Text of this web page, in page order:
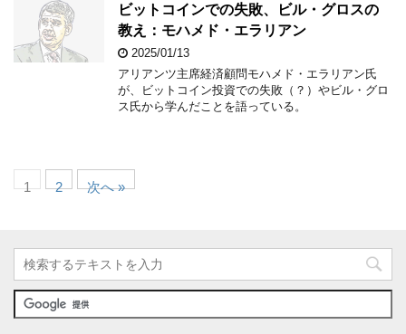
ビットコインでの失敗、ビル・グロスの
教え：モハメド・エラリアン
2025/01/13
アリアンツ主席経済顧問モハメド・エラリアン氏
が、ビットコイン投資での失敗（？）やビル・グロ
ス氏から学んだことを語っている。
1 2 次へ »